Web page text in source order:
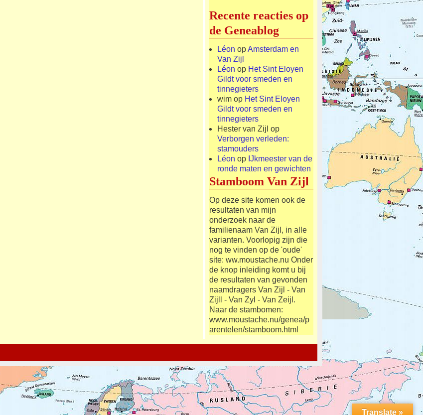
Recente reacties op
de Geneablog
Léon opAmsterdam en
Van Zijl
Léon op Het Sint Eloyen
Gildt voor smeden en
tinnegieters
wim op Het Sint Eloyen
Gildt voor smeden en
tinnegieters
Hester van Zijl op
Verborgen verleden:
stamouders
Léon op IJkmeester van de
ronde maten en gewichten
Stamboom Van Zijl
Op deze site komen ook de
resultaten van mijn
onderzoek naar de
familienaam Van Zijl, in alle
varianten. Voorlopig zijn die
nog te vinden op de 'oude'
site: ww.moustache.nu Onder
de knop inleiding komt u bij
de resultaten van gevonden
naamdragers Van Zijl - Van
Zijll - Van Zyl - Van Zeijl.
Naar de stambomen:
www.moustache.nu/genea/p
arentelen/stamboom.html
Translate »